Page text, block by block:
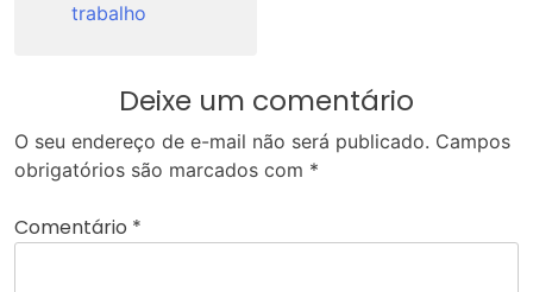
trabalho
Deixe um comentário
O seu endereço de e-mail não será publicado. Campos
obrigatórios são marcados com *
Comentário *